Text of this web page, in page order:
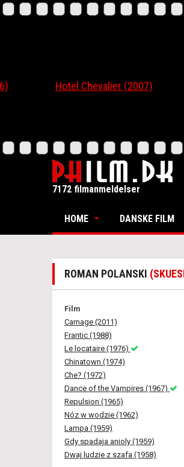
Hotel Chevalier (2007)
7172 filmanmeldelser
HOME DANSKE FILM
ROMAN POLANSKI
Film
Carnage (2011)
Frantic (1988)
Le locataire (1976)
Chinatown (1974)
Che? (1972)
Dance of the Vampires (1967)
Repulsion (1965)
Nóz w wodzie (1962)
Lampa (1959)
Gdy spadaja anioly (1959)
Dwaj ludzie z szafa (1958)